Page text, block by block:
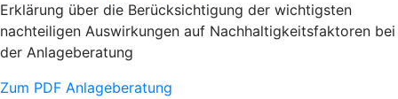
Erklärung über die Berücksichtigung der wichtigsten
nachteiligen Auswirkungen auf Nachhaltigkeitsfaktoren bei
der Anlageberatung
Zum PDF Anlageberatung